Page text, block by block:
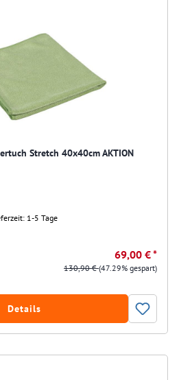
Stretch 40x40cm AKTION
1-5 Tage
69,00 € *
130,90 €(47.29% gespart)
Details